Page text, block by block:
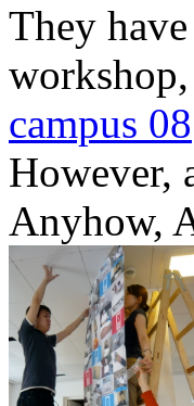
They
campus 08
However,
Anyhow,